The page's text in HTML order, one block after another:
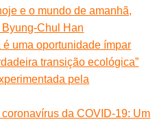
e o mundo de amanhã,
Chul Han
é uma oportunidade ímpar
transição ecológica”
pela
da COVID-19: Um